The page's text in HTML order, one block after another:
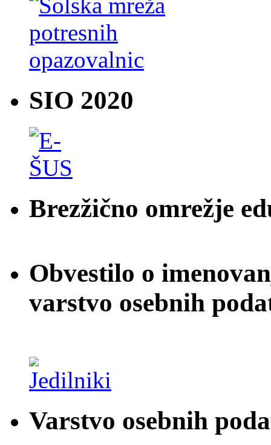
SIO 2020
Brezžično omrežje
Obvestilo o
varstvo osebnih
Varstvo osebnih